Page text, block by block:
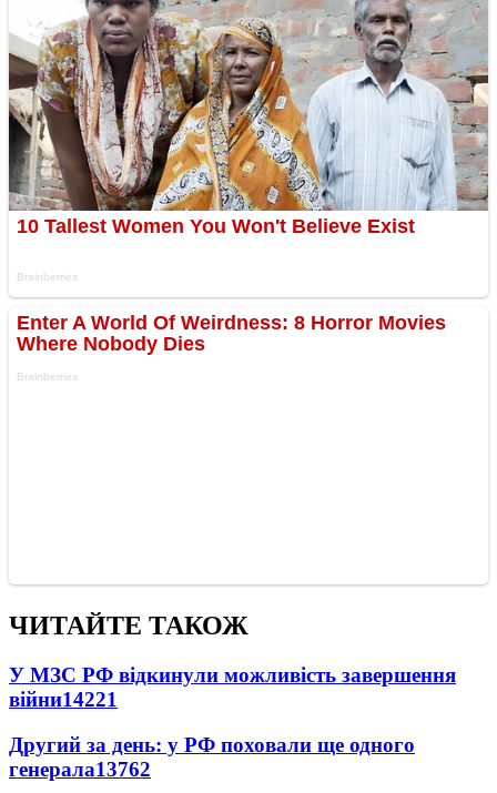
ЧИТАЙТЕ ТАКОЖ
У МЗС РФ відкинули можливість завершення
війни14221
Другий за день: у РФ поховали ще одного
генерала13762